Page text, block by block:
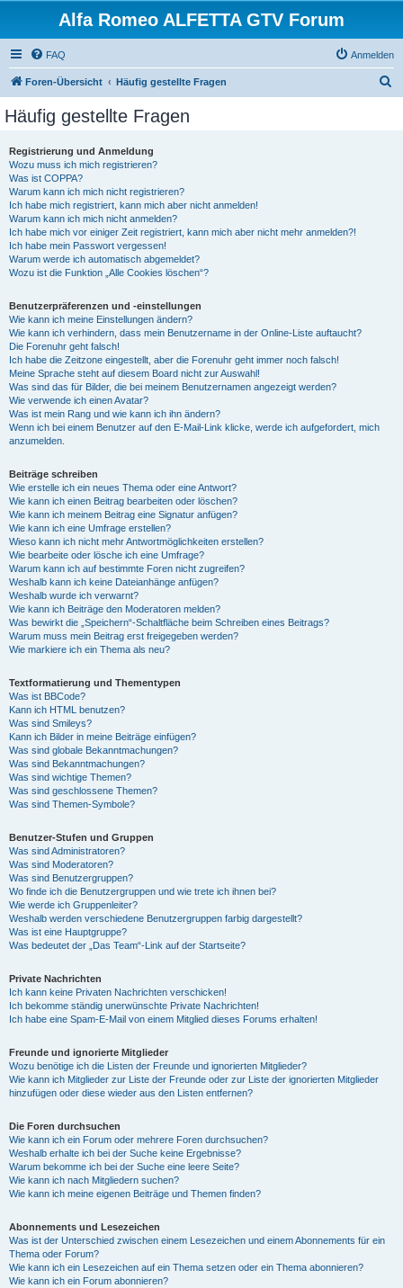
Alfa Romeo ALFETTA GTV Forum
FAQ Anmelden
Foren-Übersicht Häufig gestellte Fragen
Häufig gestellte Fragen
Registrierung und Anmeldung
Wozu muss ich mich registrieren?
Was ist COPPA?
Warum kann ich mich nicht registrieren?
Ich habe mich registriert, kann mich aber nicht anmelden!
Warum kann ich mich nicht anmelden?
Ich habe mich vor einiger Zeit registriert, kann mich aber nicht mehr anmelden?!
Ich habe mein Passwort vergessen!
Warum werde ich automatisch abgemeldet?
Wozu ist die Funktion „Alle Cookies löschen“?
Benutzerpräferenzen und -einstellungen
Wie kann ich meine Einstellungen ändern?
Wie kann ich verhindern, dass mein Benutzername in der Online-Liste auftaucht?
Die Forenuhr geht falsch!
Ich habe die Zeitzone eingestellt, aber die Forenuhr geht immer noch falsch!
Meine Sprache steht auf diesem Board nicht zur Auswahl!
Was sind das für Bilder, die bei meinem Benutzernamen angezeigt werden?
Wie verwende ich einen Avatar?
Was ist mein Rang und wie kann ich ihn ändern?
Wenn ich bei einem Benutzer auf den E-Mail-Link klicke, werde ich aufgefordert, mich
anzumelden.
Beiträge schreiben
Wie erstelle ich ein neues Thema oder eine Antwort?
Wie kann ich einen Beitrag bearbeiten oder löschen?
Wie kann ich meinem Beitrag eine Signatur anfügen?
Wie kann ich eine Umfrage erstellen?
Wieso kann ich nicht mehr Antwortmöglichkeiten erstellen?
Wie bearbeite oder lösche ich eine Umfrage?
Warum kann ich auf bestimmte Foren nicht zugreifen?
Weshalb kann ich keine Dateianhänge anfügen?
Weshalb wurde ich verwarnt?
Wie kann ich Beiträge den Moderatoren melden?
Was bewirkt die „Speichern“-Schaltfläche beim Schreiben eines Beitrags?
Warum muss mein Beitrag erst freigegeben werden?
Wie markiere ich ein Thema als neu?
Textformatierung und Thementypen
Was ist BBCode?
Kann ich HTML benutzen?
Was sind Smileys?
Kann ich Bilder in meine Beiträge einfügen?
Was sind globale Bekanntmachungen?
Was sind Bekanntmachungen?
Was sind wichtige Themen?
Was sind geschlossene Themen?
Was sind Themen-Symbole?
Benutzer-Stufen und Gruppen
Was sind Administratoren?
Was sind Moderatoren?
Was sind Benutzergruppen?
Wo finde ich die Benutzergruppen und wie trete ich ihnen bei?
Wie werde ich Gruppenleiter?
Weshalb werden verschiedene Benutzergruppen farbig dargestellt?
Was ist eine Hauptgruppe?
Was bedeutet der „Das Team“-Link auf der Startseite?
Private Nachrichten
Ich kann keine Privaten Nachrichten verschicken!
Ich bekomme ständig unerwünschte Private Nachrichten!
Ich habe eine Spam-E-Mail von einem Mitglied dieses Forums erhalten!
Freunde und ignorierte Mitglieder
Wozu benötige ich die Listen der Freunde und ignorierten Mitglieder?
Wie kann ich Mitglieder zur Liste der Freunde oder zur Liste der ignorierten Mitglieder
hinzufügen oder diese wieder aus den Listen entfernen?
Die Foren durchsuchen
Wie kann ich ein Forum oder mehrere Foren durchsuchen?
Weshalb erhalte ich bei der Suche keine Ergebnisse?
Warum bekomme ich bei der Suche eine leere Seite?
Wie kann ich nach Mitgliedern suchen?
Wie kann ich meine eigenen Beiträge und Themen finden?
Abonnements und Lesezeichen
Was ist der Unterschied zwischen einem Lesezeichen und einem Abonnements für ein
Thema oder Forum?
Wie kann ich ein Lesezeichen auf ein Thema setzen oder ein Thema abonnieren?
Wie kann ich ein Forum abonnieren?